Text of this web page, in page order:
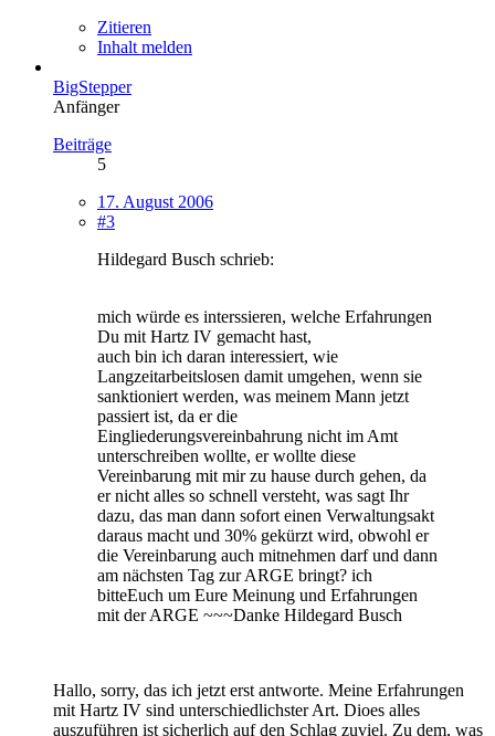
Zitieren
Inhalt melden
BigStepper
Anfänger
Beiträge
5
17. August 2006
#3
Hildegard Busch schrieb:
mich würde es interssieren, welche Erfahrungen
Du mit Hartz IV gemacht hast,
auch bin ich daran interessiert, wie
Langzeitarbeitslosen damit umgehen, wenn sie
sanktioniert werden, was meinem Mann jetzt
passiert ist, da er die
Eingliederungsvereinbahrung nicht im Amt
unterschreiben wollte, er wollte diese
Vereinbarung mit mir zu hause durch gehen, da
er nicht alles so schnell versteht, was sagt Ihr
dazu, das man dann sofort einen Verwaltungsakt
daraus macht und 30% gekürzt wird, obwohl er
die Vereinbarung auch mitnehmen darf und dann
am nächsten Tag zur ARGE bringt? ich
bitteEuch um Eure Meinung und Erfahrungen
mit der ARGE ~~~Danke Hildegard Busch
Hallo, sorry, das ich jetzt erst antworte. Meine Erfahrungen
mit Hartz IV sind unterschiedlichster Art. Dioes alles
auszuführen ist sicherlich auf den Schlag zuviel. Zu dem, was